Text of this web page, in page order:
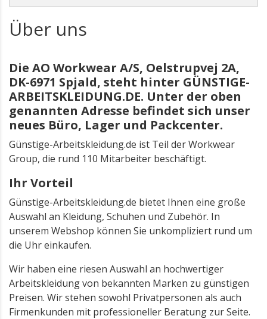
Über uns
Die AO Workwear A/S, Oelstrupvej 2A,
DK-6971 Spjald, steht hinter GÜNSTIGE-
ARBEITSKLEIDUNG.DE. Unter der oben
genannten Adresse befindet sich unser
neues Büro, Lager und Packcenter.
Günstige-Arbeitskleidung.de ist Teil der Workwear
Group, die rund 110 Mitarbeiter beschäftigt.
Ihr Vorteil
Günstige-Arbeitskleidung.de bietet Ihnen eine große
Auswahl an Kleidung, Schuhen und Zubehör. In
unserem Webshop können Sie unkompliziert rund um
die Uhr einkaufen.
Wir haben eine riesen Auswahl an hochwertiger
Arbeitskleidung von bekannten Marken zu günstigen
Preisen. Wir stehen sowohl Privatpersonen als auch
Firmenkunden mit professioneller Beratung zur Seite.